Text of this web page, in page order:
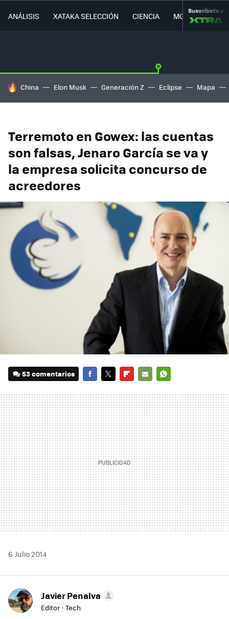
ANÁLISIS XATAKA SELECCIÓN CIENCIA MOVILIDAD
Suscríbete a
HOY SE HABLA DE
China Elon Musk Generación Z Eclipse Mapa
Terremoto en Gowex: las cuentas
son falsas, Jenaro García se va y
la empresa solicita concurso de
acreedores
53 comentarios
MAIL
6 Julio 2014
Javier Penalva
Editor - Tech